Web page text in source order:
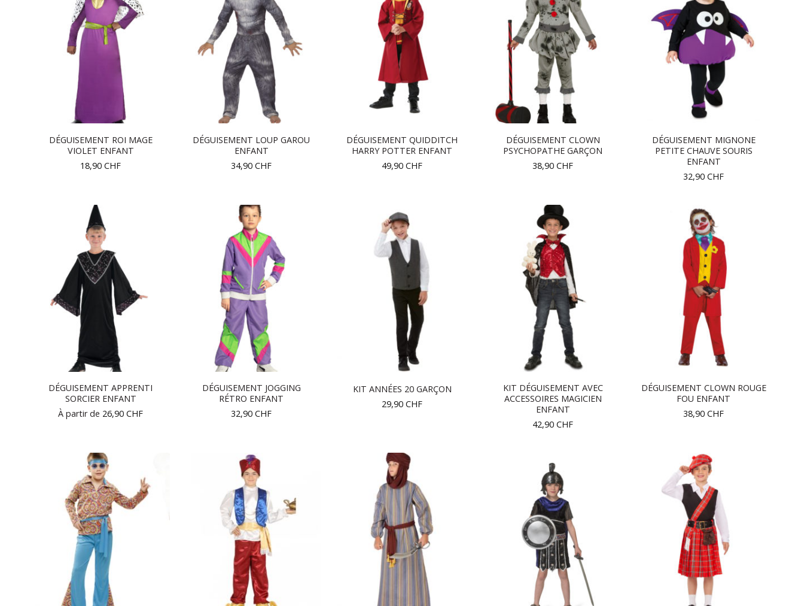
DÉGUISEMENT ROI MAGE
VIOLET ENFANT
18,90 CHF
DÉGUISEMENT LOUP GAROU
ENFANT
34,90 CHF
DÉGUISEMENT QUIDDITCH
HARRY POTTER ENFANT
49,90 CHF
DÉGUISEMENT CLOWN
PSYCHOPATHE GARÇON
38,90 CHF
DÉGUISEMENT MIGNONE
PETITE CHAUVE SOURIS
ENFANT
32,90 CHF
DÉGUISEMENT APPRENTI
SORCIER ENFANT
À partir de 26,90 CHF
DÉGUISEMENT JOGGING
RÉTRO ENFANT
32,90 CHF
KIT ANNÉES 20 GARÇON
29,90 CHF
KIT DÉGUISEMENT AVEC
ACCESSOIRES MAGICIEN
ENFANT
42,90 CHF
DÉGUISEMENT CLOWN ROUGE
FOU ENFANT
38,90 CHF